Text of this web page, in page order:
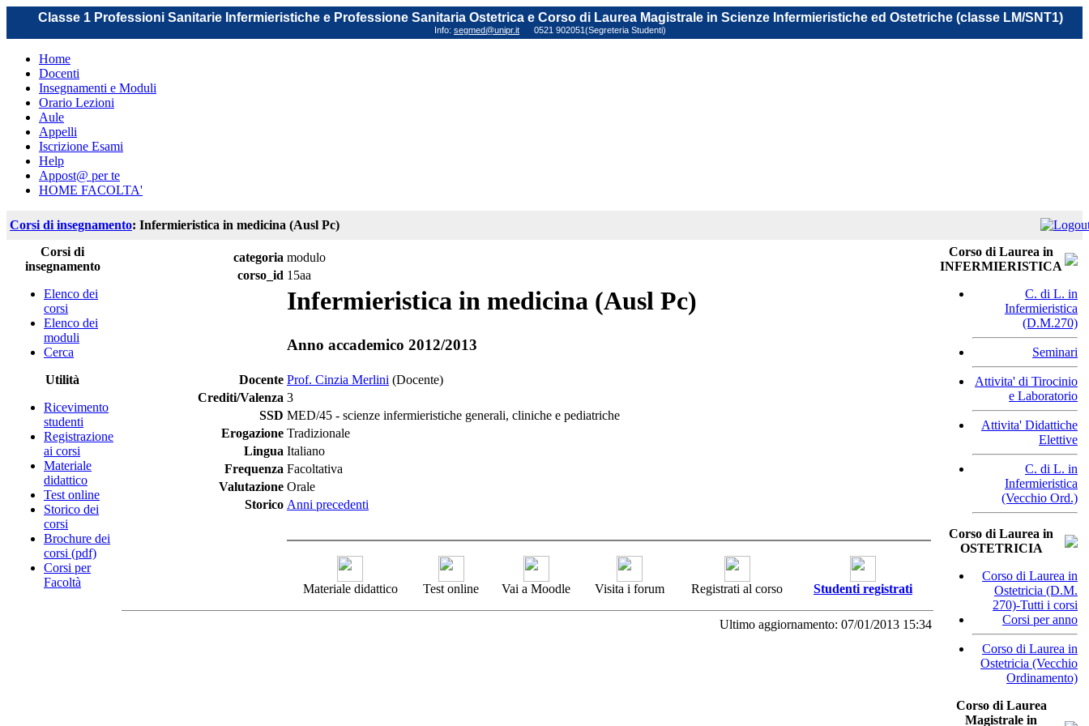
Classe 1 Professioni Sanitarie Infermieristiche e Professione Sanitaria Ostetrica e Corso di Laurea Magistrale in Scienze Infermieristiche ed Ostetriche (classe LM/SNT1)
Info: segmed@unipr.it 0521 902051(Segreteria Studenti)
Home
Docenti
Insegnamenti e Moduli
Orario Lezioni
Aule
Appelli
Iscrizione Esami
Help
Appost@ per te
HOME FACOLTA'
Corsi di insegnamento: Infermieristica in medicina (Ausl Pc)
Corsi di
insegnamento
Elenco dei
corsi
Elenco dei
moduli
Cerca
Utilità
Ricevimento
studenti
Registrazione
ai corsi
Materiale
didattico
Test online
Storico dei
corsi
Brochure dei
corsi (pdf)
Corsi per
Facoltà
categoria modulo
corso_id 15aa
Infermieristica in medicina (Ausl Pc)
Anno accademico 2012/2013
Docente Prof. Cinzia Merlini (Docente)
Crediti/Valenza 3
SSD MED/45 - scienze infermieristiche generali, cliniche e pediatriche
Erogazione Tradizionale
Lingua Italiano
Frequenza Facoltativa
Valutazione Orale
Storico Anni precedenti
Materiale didattico Test online Vai a Moodle Visita i forum Registrati al corso Studenti registrati
Ultimo aggiornamento: 07/01/2013 15:34
Corso di Laurea in
INFERMIERISTICA
C. di L. in
Infermieristica
(D.M.270)
Seminari
Attivita' di Tirocinio
e Laboratorio
Attivita' Didattiche
Elettive
C. di L. in
Infermieristica
(Vecchio Ord.)
Corso di Laurea in
OSTETRICIA
Corso di Laurea in
Ostetricia (D.M.
270)-Tutti i corsi
Corsi per anno
Corso di Laurea in
Ostetricia (Vecchio
Ordinamento)
Corso di Laurea
Magistrale in